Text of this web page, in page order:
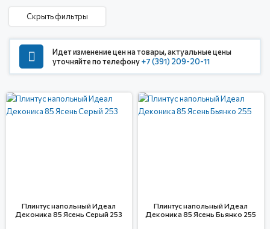
Идет изменение цен на товары, актуальные цены
уточняйте по телефону+7 (391) 209-20-11
Плинтус напольный Идеал
Деконика 85 Ясень Серый 253
Плинтус напольный Идеал
Деконика 85 Ясень Бьянко 255